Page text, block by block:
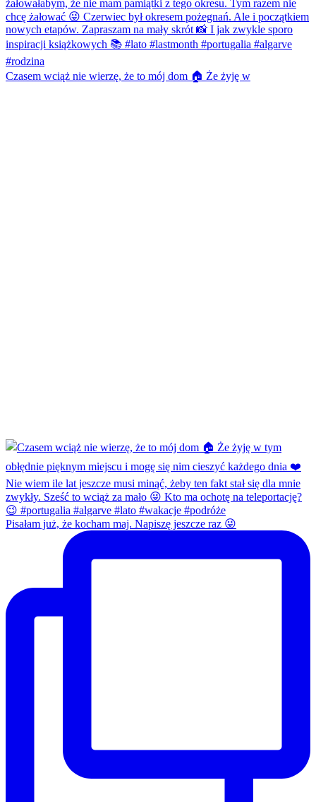
Czasem wciąż nie wierzę, że to mój dom 🏠 Że żyję w
Pisałam już, że kocham maj. Napiszę jeszcze raz 😜